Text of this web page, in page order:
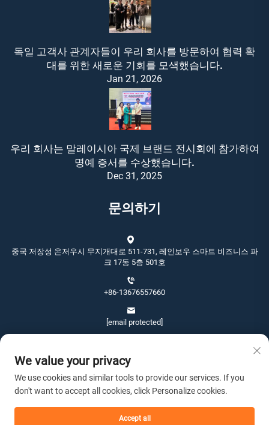
독일 고객사 관계자들이 우리 회사를 방문하여 협력 확
대를 위한 새로운 기회를 모색했습니다.
Jan 21, 2026
우리 회사는 말레이시아 국제 브랜드 전시회에 참가하여
명예 증서를 수상했습니다.
Dec 31, 2025
문의하기
중국 저장성 온저우시 무지개대로 511-731, 레인보우 스마트 비즈니스 파
크 17동 5층 501호
+86-13676557660
[email protected]
We value your privacy
We use cookies and similar tools to provide our services. If you
don't want to accept all cookies, click Personalize cookies.
Accept all